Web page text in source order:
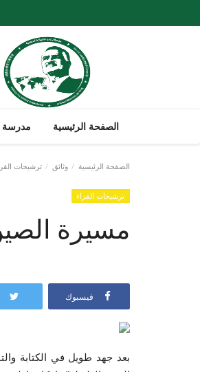
الصفحة الرئيسية مدرسة
الصفحة الرئيسية وثائق ترشيحات
ترشيحات القراء
مسيرة
فيسبوك
بعد جهد طويل في الكتابة